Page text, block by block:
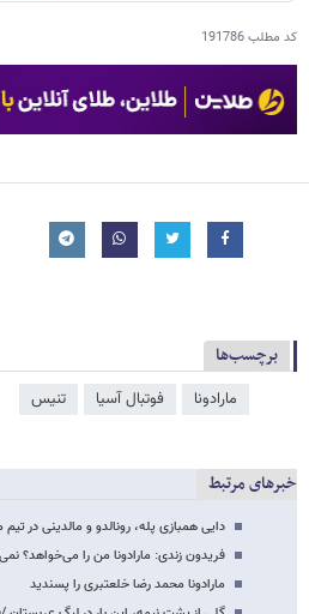
کد مطلب191786
برچسب‌ها
مارادونا فوتبال آسیا تنیس
خبرهای مرتبط
دایی همبازی پله، رونالدو و مالدینی در
فریدون زندی: مارادونا من را می‌خواهد؟
مارادونا محمد رضا خلعتبری را پسندید